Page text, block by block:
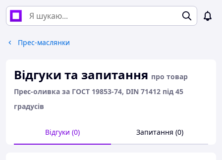
Прес-маслянки
Відгуки та запитання про товар
Прес-оливка за ГОСТ 19853-74, DIN 71412 під 45
градусів
Відгуки (0) Запитання (0)